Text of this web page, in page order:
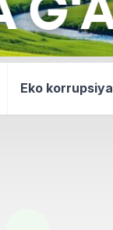
Eko korrupsiya